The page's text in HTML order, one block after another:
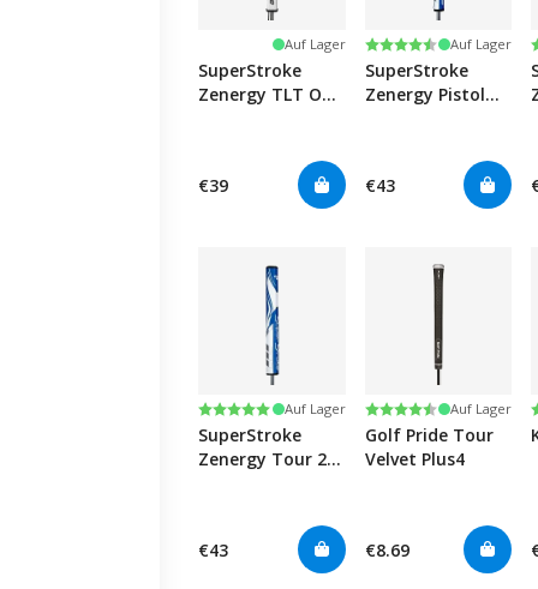
Auf Lager
SuperStroke
Zenergy TLT Off-
€39
Bewertung:
4.7 von 5 Sternen
Auf Lager
SuperStroke
Zenergy Pistol
€43
Bewertung:
5.0 von 5 Sternen
Auf Lager
SuperStroke
Zenergy Tour 2.0
€43
Bewertung:
4.8 von 5 Sternen
Auf Lager
Golf Pride Tour
Velvet Plus4
€8.69